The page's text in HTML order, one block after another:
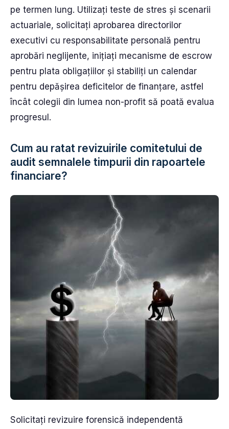
pe termen lung. Utilizați teste de stres și scenarii
actuariale, solicitați aprobarea directorilor
executivi cu responsabilitate personală pentru
aprobări neglijente, inițiați mecanisme de escrow
pentru plata obligațiilor și stabiliți un calendar
pentru depășirea deficitelor de finanțare, astfel
încât colegii din lumea non-profit să poată evalua
progresul.
Cum au ratat revizuirile comitetului de
audit semnalele timpurii din rapoartele
financiare?
Solicitați revizuire forensică independentă